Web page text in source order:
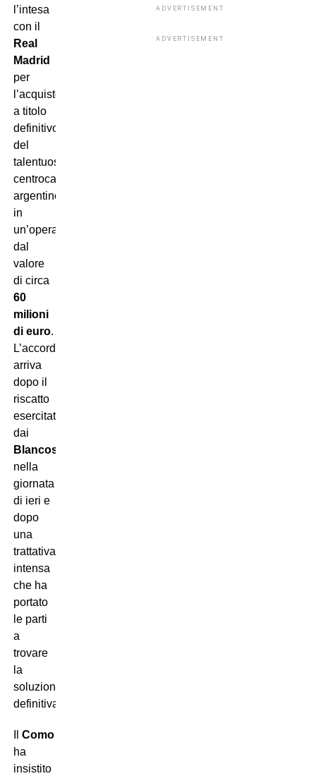
l’intesa
con il
Real
Madrid
per
l’acquisto
a titolo
definitivo
del
talentuoso
centrocampista
argentino,
in
un’operazione
dal
valore
di circa
60
milioni
di euro.
L’accordo
arriva
dopo il
riscatto
esercitato
dai
Blancos
nella
giornata
di ieri e
dopo
una
trattativa
intensa
che ha
portato
le parti
a
trovare
la
soluzione
definitiva.
Como
ha
insistito
ADVERTISEMENT
ADVERTISEMENT